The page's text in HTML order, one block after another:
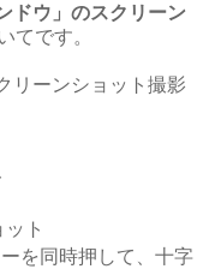
ドウ」のスクリーン
てです。
リーンショット撮影
ト
を同時押して、十字